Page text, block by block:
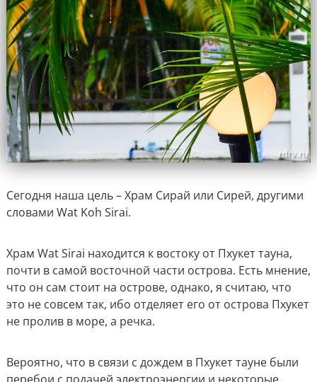
Сегодня наша цель – Храм Сирай или Сирей, другими
словами Wat Koh Sirai.
Храм Wat Sirai находится к востоку от Пхукет тауна,
почти в самой восточной части острова. Есть мнение,
что он сам стоит на острове, однако, я считаю, что
это не совсем так, ибо отделяет его от острова Пхукет
не пролив в море, а речка.
Вероятно, что в связи с дождем в Пхукет тауне были